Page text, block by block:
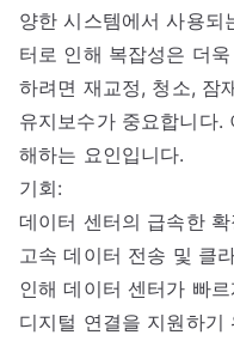
양한 시스템에서 사용되
터로 인해 복잡성은 더
하려면 재교정, 청소, 잠
유지보수가 중요합니다.
해하는 요인입니다.
기회:
데이터 센터의 급속한
고속 데이터 전송 및 클
인해 데이터 센터가 빠
디지털 연결을 지원하